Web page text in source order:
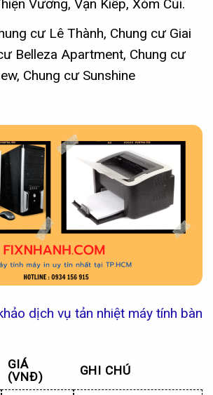
Vương, Vạn Kiếp, Xóm Củi.
cư Lê Thành, Chung cư Giai
Belleza Apartment, Chung cư
Chung cư Sunshine
dịch vụ tản nhiệt máy tính bàn
GIÁ
(VNĐ)
GHI CHÚ